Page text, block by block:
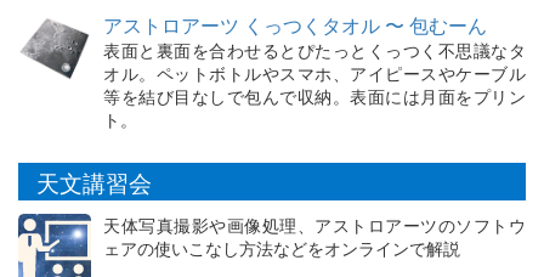
アストロアーツ くっつくタオル 〜 包むーん
表面と裏面を合わせるとぴたっとくっつく不思議なタ
オル。ペットボトルやスマホ、アイピースやケーブル
等を結び目なしで包んで収納。表面には月面をプリン
ト。
天文講習会
天体写真撮影や画像処理、アストロアーツのソフトウ
ェアの使いこなし方法などをオンラインで解説